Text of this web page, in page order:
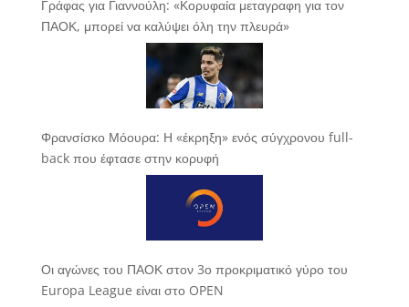
Γράφας για Γιαννούλη: «Κορυφαία μεταγραφη για τον
ΠΑΟΚ, μπορεί να καλύψει όλη την πλευρά»
Φρανσίσκο Μόουρα: Η «έκρηξη» ενός σύγχρονου full-
back που έφτασε στην κορυφή
Οι αγώνες του ΠΑΟΚ στον 3ο προκριματικό γύρο του
Europa League είναι στο OPEN